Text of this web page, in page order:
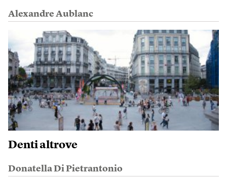
Alexandre Aublanc
Denti altrove
Donatella Di Pietrantonio